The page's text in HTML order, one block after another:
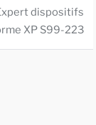
dispositifs
XP S99-223